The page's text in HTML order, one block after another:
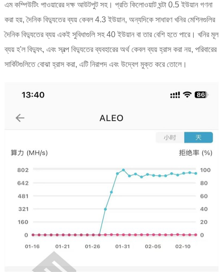
এম কম্পিউটিং পাওয়ারের দক্ষ আউটপুট সহ। প্রতি কিলোওয়াট ঘন্টা 0.5 ইউয়ান গণনা
করা হয়, দৈনিক বিদ্যুতের ব্যয় কেবল 4.3 ইউয়ান, অন্যদিকে সাধারণ খনির মেশিনগুলির
দৈনিক বিদ্যুতের ব্যয় একই সুবিধাগুলি সহ 40 ইউয়ান বা তার বেশি হতে পারে। খনির মূল
ব্যয় হ'ল বিদ্যুৎ, এবং স্বল্প বিদ্যুতের ব্যবহারের অর্থ কেবল ব্যয় হ্রাস করা নয়, পরিবারের
সার্কিটগুলিতে বোঝা হ্রাস করা, এটি নিরাপদ এবং উদ্বেগ মুক্ত করে তোলে।